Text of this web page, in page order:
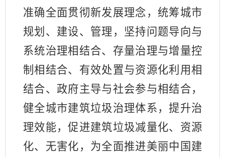
准确全面贯彻新发展理念，统筹城市
规划、建设、管理，坚持问题导向与
系统治理相结合、存量治理与增量控
制相结合、有效处置与资源化利用相
结合、政府主导与社会参与相结合，
健全城市建筑垃圾治理体系，提升治
理效能，促进建筑垃圾减量化、资源
化、无害化，为全面推进美丽中国建